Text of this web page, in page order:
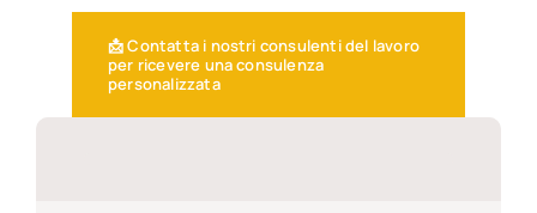
📩 Contatta i nostri consulenti del lavoro
per ricevere una consulenza
personalizzata